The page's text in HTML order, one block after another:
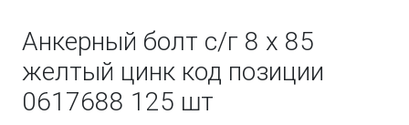
Анкерный болт с/г 8 х 85
желтый цинк код позиции
0617688 125 шт